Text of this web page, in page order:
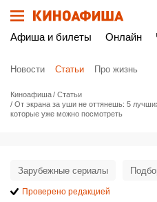
Афиша и билеты Онлайн
Новости Статьи Про жизнь
Киноафиша
Статьи
От экрана за уши не оттянешь: 5
которые уже можно посмотреть
Зарубежные сериалы
Проверено редакцией